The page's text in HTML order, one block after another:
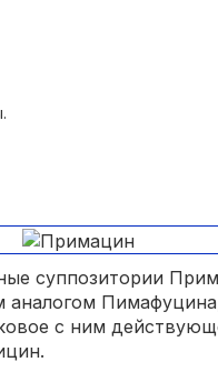
компонент;
суппозитории
аналогом
с ним